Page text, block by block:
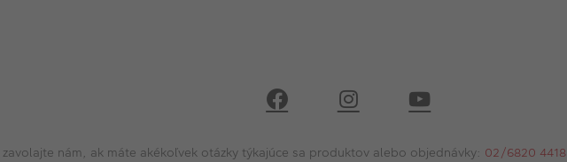
zavolajte nám, ak máte akékoľvek otázky týkajúce sa produktov alebo objednávky: 02/6820 4418